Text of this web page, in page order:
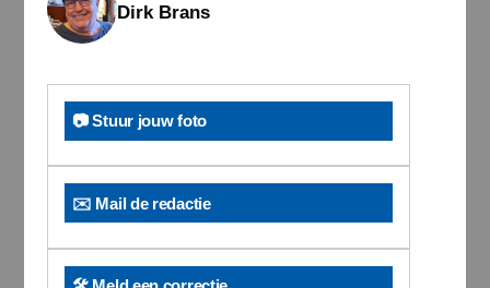
Dirk Brans
📷 Stuur jouw foto
✉️ Mail de redactie